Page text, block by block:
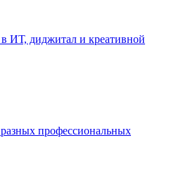
ИТ, диджитал и креативной
профессиональных